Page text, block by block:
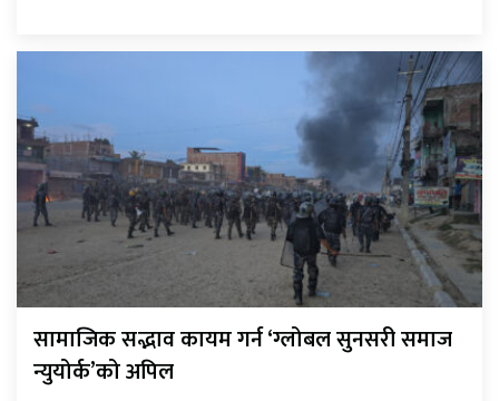
सामाजिक सद्भाव कायम गर्न ‘ग्लोबल सुनसरी समाज
न्युयोर्क’को अपिल